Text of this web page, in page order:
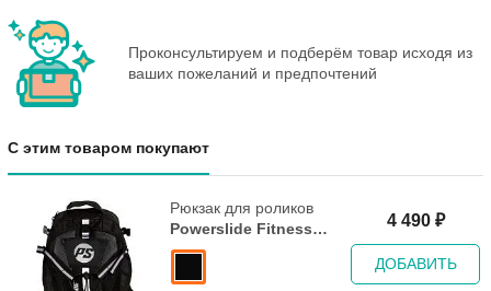
Проконсультируем и подберём товар исходя из
ваших пожеланий и предпочтений
С этим товаром покупают
Рюкзак для роликов
Powerslide Fitness
Backpack - Black
4 490₽
ДОБАВИТЬ